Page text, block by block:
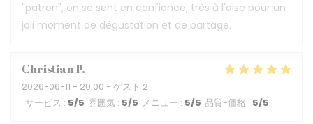
"patron", on se sent en confiance, très à l'aise pour un
joli moment de dégustation et de partage.
ChristianP
2026-06-11 - 20:00 - ゲスト 2
サービス : 5/5 雰囲気 : 5/5 メニュー : 5/5 品質-価格 : 5/5